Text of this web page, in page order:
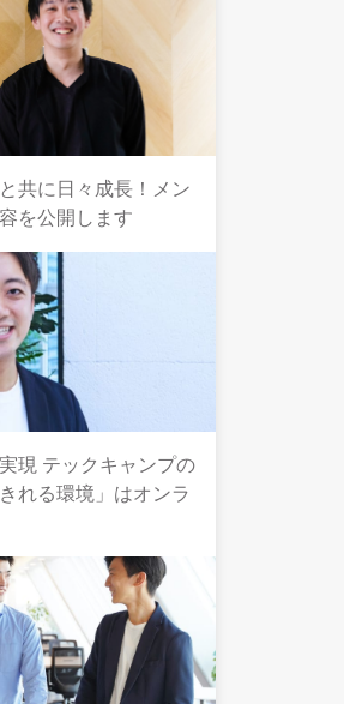
共に日々成長！メン
を公開します
現 テックキャンプの
れる環境」はオンラ